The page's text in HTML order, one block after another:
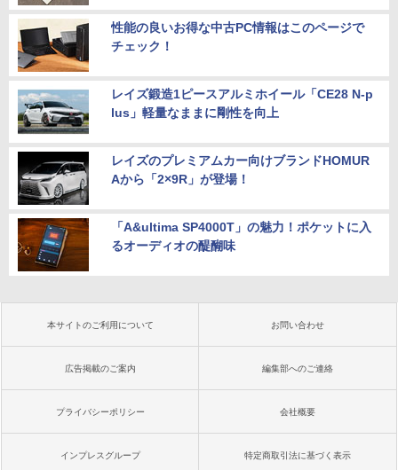
性能の良いお得な中古PC情報はこのページで
チェック！
レイズ鍛造1ピースアルミホイール「CE28 N-p
lus」軽量なままに剛性を向上
レイズのプレミアムカー向けブランドHOMUR
Aから「2×9R」が登場！
「A&ultima SP4000T」の魅力！ポケットに入
るオーディオの醍醐味
本サイトのご利用について お問い合わせ
広告掲載のご案内 編集部へのご連絡
プライバシーポリシー 会社概要
インプレスグループ 特定商取引法に基づく表示